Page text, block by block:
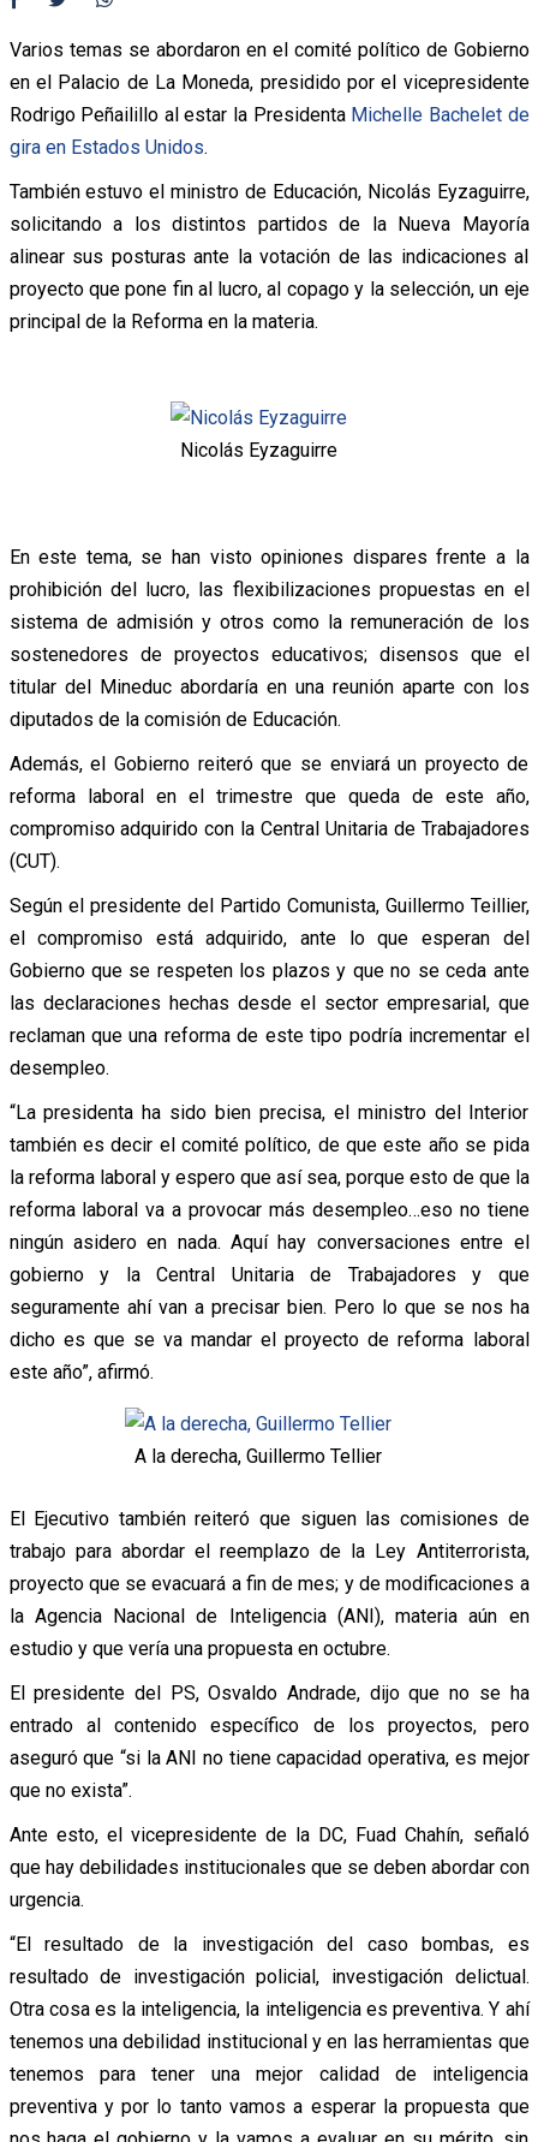
Varios temas se abordaron en el comité político de Gobierno
en el Palacio de La Moneda, presidido por el vicepresidente
Rodrigo Peñailillo al estar la Presidenta Michelle Bachelet de
gira en Estados Unidos.
También estuvo el ministro de Educación, Nicolás Eyzaguirre,
solicitando a los distintos partidos de la Nueva Mayoría
alinear sus posturas ante la votación de las indicaciones al
proyecto que pone fin al lucro, al copago y la selección, un eje
principal de la Reforma en la materia.
Nicolás Eyzaguirre
En este tema, se han visto opiniones dispares frente a la
prohibición del lucro, las flexibilizaciones propuestas en el
sistema de admisión y otros como la remuneración de los
sostenedores de proyectos educativos; disensos que el
titular del Mineduc abordaría en una reunión aparte con los
diputados de la comisión de Educación.
Además, el Gobierno reiteró que se enviará un proyecto de
reforma laboral en el trimestre que queda de este año,
compromiso adquirido con la Central Unitaria de Trabajadores
(CUT).
Según el presidente del Partido Comunista, Guillermo Teillier,
el compromiso está adquirido, ante lo que esperan del
Gobierno que se respeten los plazos y que no se ceda ante
las declaraciones hechas desde el sector empresarial, que
reclaman que una reforma de este tipo podría incrementar el
desempleo.
“La presidenta ha sido bien precisa, el ministro del Interior
también es decir el comité político, de que este año se pida
la reforma laboral y espero que así sea, porque esto de que la
reforma laboral va a provocar más desempleo…eso no tiene
ningún asidero en nada. Aquí hay conversaciones entre el
gobierno y la Central Unitaria de Trabajadores y que
seguramente ahí van a precisar bien. Pero lo que se nos ha
dicho es que se va mandar el proyecto de reforma laboral
este año”, afirmó.
A la derecha, Guillermo Tellier
El Ejecutivo también reiteró que siguen las comisiones de
trabajo para abordar el reemplazo de la Ley Antiterrorista,
proyecto que se evacuará a fin de mes; y de modificaciones a
la Agencia Nacional de Inteligencia (ANI), materia aún en
estudio y que vería una propuesta en octubre.
El presidente del PS, Osvaldo Andrade, dijo que no se ha
entrado al contenido específico de los proyectos, pero
aseguró que “si la ANI no tiene capacidad operativa, es mejor
que no exista”.
Ante esto, el vicepresidente de la DC, Fuad Chahín, señaló
que hay debilidades institucionales que se deben abordar con
urgencia.
“El resultado de la investigación del caso bombas, es
resultado de investigación policial, investigación delictual.
Otra cosa es la inteligencia, la inteligencia es preventiva. Y ahí
tenemos una debilidad institucional y en las herramientas que
tenemos para tener una mejor calidad de inteligencia
preventiva y por lo tanto vamos a esperar la propuesta que